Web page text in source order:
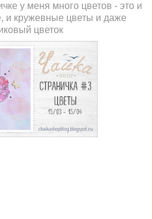
у меня много цветов - это и
и кружевные цветы и даже
цветок